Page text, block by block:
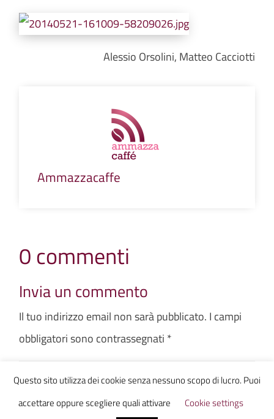
Alessio Orsolini, Matteo Cacciotti
Ammazzacaffe
0 commenti
Invia un commento
Il tuo indirizzo email non sarà pubblicato. I campi
obbligatori sono contrassegnati *
Questo sito utilizza dei cookie senza nessuno scopo di lucro. Puoi
accettare oppure scegliere quali attivare
Cookie settings